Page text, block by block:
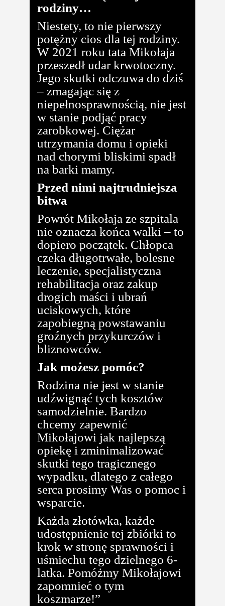
rodziny…
Niestety, to nie pierwszy
potężny cios dla tej rodziny.
W 2021 roku tata Mikołaja
przeszedł udar krwotoczny.
Jego skutki odczuwa do dziś
– zmagając się z
niepełnosprawnością, nie jest
w stanie podjąć pracy
zarobkowej. Ciężar
utrzymania domu i opieki
nad chorymi bliskimi spadł
na barki mamy.
Przed nimi najtrudniejsza
bitwa
Powrót Mikołaja ze szpitala
nie oznacza końca walki – to
dopiero początek. Chłopca
czeka długotrwałe, bolesne
leczenie, specjalistyczna
rehabilitacja oraz zakup
drogich maści i ubrań
uciskowych, które
zapobiegną powstawaniu
groźnych przykurczów i
bliznowców.
Jak możesz pomóc?
Rodzina nie jest w stanie
udźwignąć tych kosztów
samodzielnie. Bardzo
chcemy zapewnić
Mikołajowi jak najlepszą
opiekę i zminimalizować
skutki tego tragicznego
wypadku, dlatego z całego
serca prosimy Was o pomoc i
wsparcie.
Każda złotówka, każde
udostępnienie tej zbiórki to
krok w stronę sprawności i
uśmiechu tego dzielnego 6-
latka. Pomóżmy Mikołajowi
zapomnieć o tym
koszmarze!”